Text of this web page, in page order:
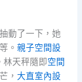
動了一下，她
。親子空間設
林天秤隨即空間
，大直室內設